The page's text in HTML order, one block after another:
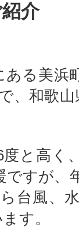
介
る美浜
、和歌
と高く
ですが、
台風、
す。